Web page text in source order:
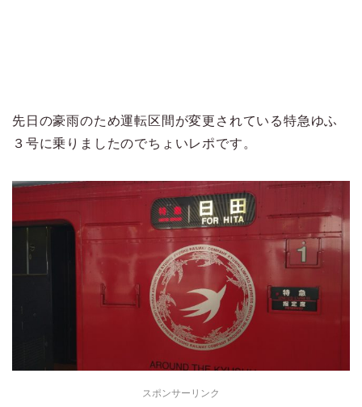
先日の豪雨のため運転区間が変更されている特急ゆふ
３号に乗りましたのでちょいレポです。
スポンサーリンク